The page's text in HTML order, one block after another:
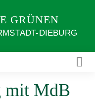
GRÜNEN
DIEBURG
mit MdB